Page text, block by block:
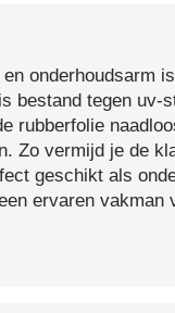
onderhoudsarm
bestand tegen uv-
rubberfolie
Zo vermijd je de
geschikt als
ervaren vakman